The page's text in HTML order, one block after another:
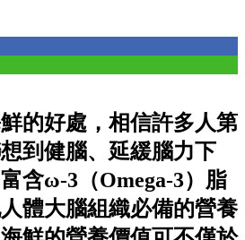
的好處，相信許多人第
到健腦、延緩腦力下
含ω-3（Omega-3）脂
體大腦組織必備的營養